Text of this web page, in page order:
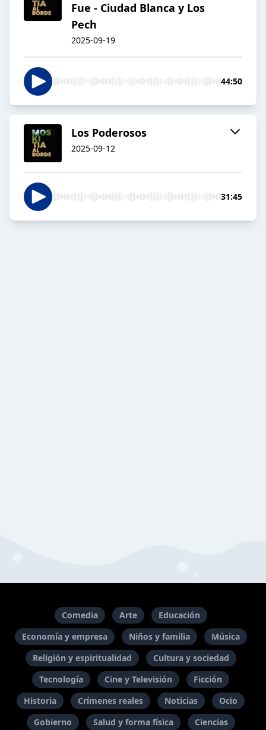
Fue - Ciudad Blanca y Los
Pech
2025-09-19
44:50
Los Poderosos
2025-09-12
31:45
Comedia Arte
Educación
Economía y empresa
Niños y familia
Música
Religión y espiritualidad
Cultura y sociedad
Tecnología
Cine y Televisión
Ficción
Historia
Crímenes reales Noticias
Ocio
Gobierno
Salud y forma física Ciencias